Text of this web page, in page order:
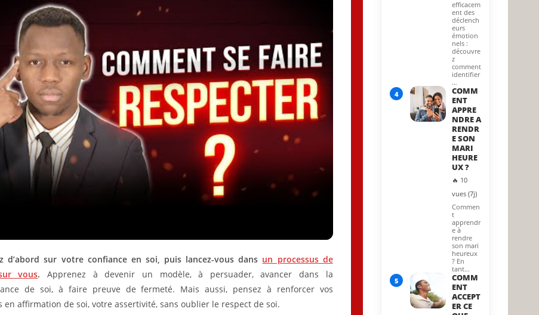
d’abord sur votre confiance en soi, puis lancez-vous dans un processus de
vous.Apprenez à devenir un modèle, à persuader, avancer dans la
de soi, à faire preuve de fermeté. Mais aussi, pensez à renforcer vos
en affirmation de soi, votre assertivité, sans oublier le respect de soi.
efficacem
ent des
déclench
eurs
émotion
nels :
découvre
z
comment
identifier
…
4
COMM
ENT
APPRE
NDRE A
RENDR
E SON
MARI
HEURE
UX ?
🔥 10
vues (7j)
Commen
t
apprendr
e à
rendre
son mari
heureux
? En
tant…
5
COMM
ENT
ACCEPT
ER CE